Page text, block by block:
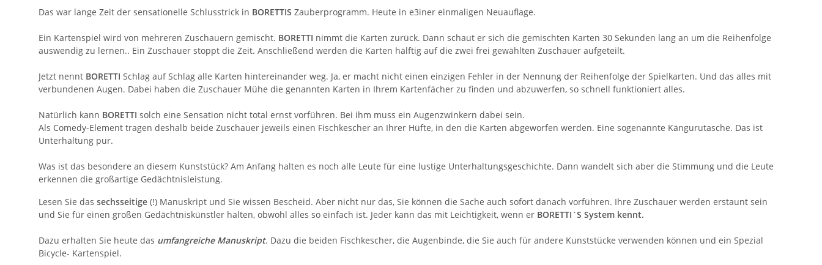
Das war lange Zeit der sensationelle Schlusstrick in BORETTIS Zauberprogramm. Heute in e3iner einmaligen Neuauflage.
Ein Kartenspiel wird von mehreren Zuschauern gemischt. BORETTI nimmt die Karten zurück. Dann schaut er sich die gemischten Karten 30 Sekunden lang an um die Reihenfolge
auswendig zu lernen.. Ein Zuschauer stoppt die Zeit. Anschließend werden die Karten hälftig auf die zwei frei gewählten Zuschauer aufgeteilt.
Jetzt nennt BORETTI Schlag auf Schlag alle Karten hintereinander weg. Ja, er macht nicht einen einzigen Fehler in der Nennung der Reihenfolge der Spielkarten. Und das alles mit
verbundenen Augen. Dabei haben die Zuschauer Mühe die genannten Karten in Ihrem Kartenfächer zu finden und abzuwerfen, so schnell funktioniert alles.
Natürlich kann BORETTI solch eine Sensation nicht total ernst vorführen. Bei ihm muss ein Augenzwinkern dabei sein.
Als Comedy-Element tragen deshalb beide Zuschauer jeweils einen Fischkescher an Ihrer Hüfte, in den die Karten abgeworfen werden. Eine sogenannte Kängurutasche. Das ist
Unterhaltung pur.
Was ist das besondere an diesem Kunststück? Am Anfang halten es noch alle Leute für eine lustige Unterhaltungsgeschichte. Dann wandelt sich aber die Stimmung und die Leute
erkennen die großartige Gedächtnisleistung.
Lesen Sie das sechsseitige (!) Manuskript und Sie wissen Bescheid. Aber nicht nur das, Sie können die Sache auch sofort danach vorführen. Ihre Zuschauer werden erstaunt sein
und Sie für einen großen Gedächtniskünstler halten, obwohl alles so einfach ist. Jeder kann das mit Leichtigkeit, wenn er BORETTI`S System kennt.
Dazu erhalten Sie heute das umfangreiche Manuskript. Dazu die beiden Fischkescher, die Augenbinde, die Sie auch für andere Kunststücke verwenden können und ein Spezial
Bicycle- Kartenspiel.